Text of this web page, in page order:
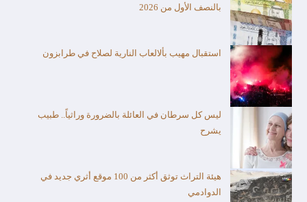
بالنصف الأول من 2026
استقبال مهيب بألالعاب النارية لصلاح في طرابزون
ليس كل سرطان في العائلة بالضرورة وراثياً.. طبيب
يشرح
هيئة التراث توثق أكثر من 100 موقع أثري جديد في
الدوادمي